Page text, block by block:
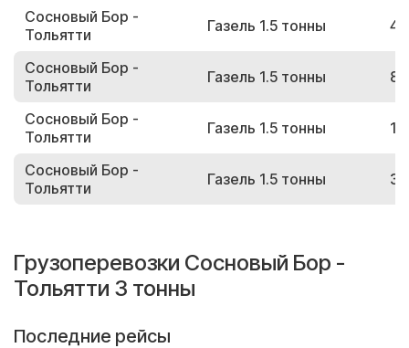
Сосновый Бор -
Тольятти
Газель 1.5 тонны
Сосновый Бор -
Тольятти
Газель 1.5 тонны
Сосновый Бор -
Тольятти
Газель 1.5 тонны
Сосновый Бор -
Тольятти
Газель 1.5 тонны
Грузоперевозки Сосновый Бор -
Тольятти 3 тонны
Последние рейсы